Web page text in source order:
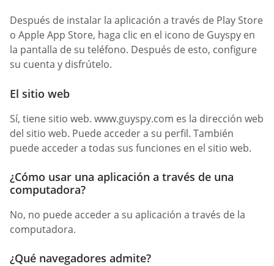
Después de instalar la aplicación a través de Play Store
o Apple App Store, haga clic en el icono de Guyspy en
la pantalla de su teléfono. Después de esto, configure
su cuenta y disfrútelo.
El sitio web
Sí, tiene sitio web. www.guyspy.com es la dirección web
del sitio web. Puede acceder a su perfil. También
puede acceder a todas sus funciones en el sitio web.
¿Cómo usar una aplicación a través de una
computadora?
No, no puede acceder a su aplicación a través de la
computadora.
¿Qué navegadores admite?